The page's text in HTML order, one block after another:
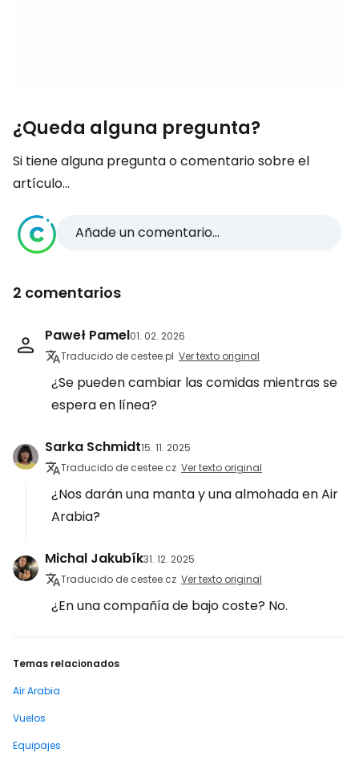
¿Queda alguna pregunta?
Si tiene alguna pregunta o comentario sobre el
artículo...
Añade un comentario...
2 comentarios
Paweł Pamel01. 02. 2026
Traducido de cestee.pl Ver texto original
¿Se pueden cambiar las comidas mientras se
espera en línea?
Sarka Schmidt15. 11. 2025
Traducido de cestee.cz Ver texto original
¿Nos darán una manta y una almohada en Air
Arabia?
Michal Jakubík31. 12. 2025
Traducido de cestee.cz Ver texto original
¿En una compañía de bajo coste? No.
Temas relacionados
Air Arabia
Vuelos
Equipajes